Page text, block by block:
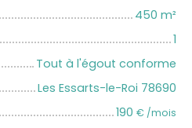
450 m²
1
Tout à l'égout conforme
Les Essarts-le-Roi 78690
190 € /mois